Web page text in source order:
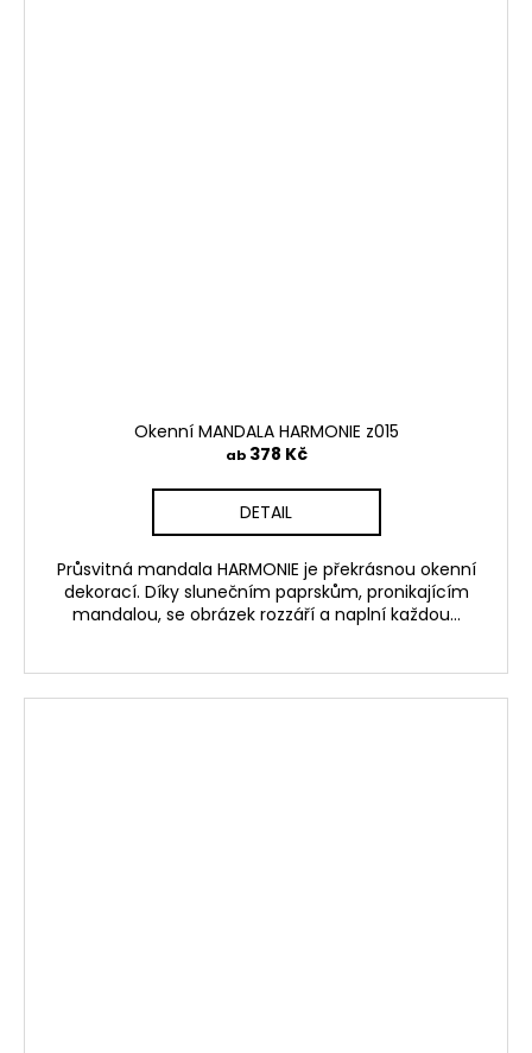
Okenní MANDALA HARMONIE z015
ab378 Kč
DETAIL
Průsvitná mandala HARMONIE je překrásnou okenní
dekorací. Díky slunečním paprskům, pronikajícím
mandalou, se obrázek rozzáří a naplní každou...